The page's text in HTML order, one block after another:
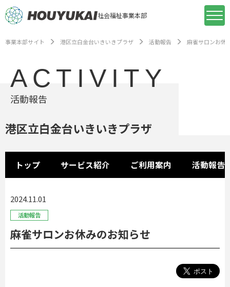
社会福祉事業本部
事業本部サイト 港区立白金台いきいきプラザ 活動報告 麻雀サロンお休
ACTIVITY
活動報告
港区立白金台いきいきプラザ
トップ サービス紹介 ご利用案内 活動報告
2024.11.01
活動報告
麻雀サロンお休みのお知らせ